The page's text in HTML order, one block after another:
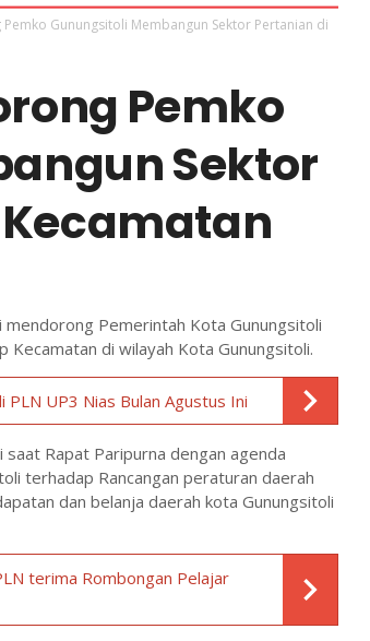
Gunungsitoli Membangun Sektor Pertanian di
Pemko
Sektor
Pemerintah Kota Gunungsitoli
di wilayah Kota Gunungsitoli.
PLN UP3 Nias Bulan Agustus Ini
Rapat Paripurna dengan agenda
terhadap Rancangan peraturan daerah
dan belanja daerah kota Gunungsitoli
terima Rombongan Pelajar